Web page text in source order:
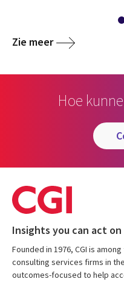
Zie meer
Hoe
Insights you can act on
Founded in 1976, CGI is
consulting services firms in
outcomes-focused to help